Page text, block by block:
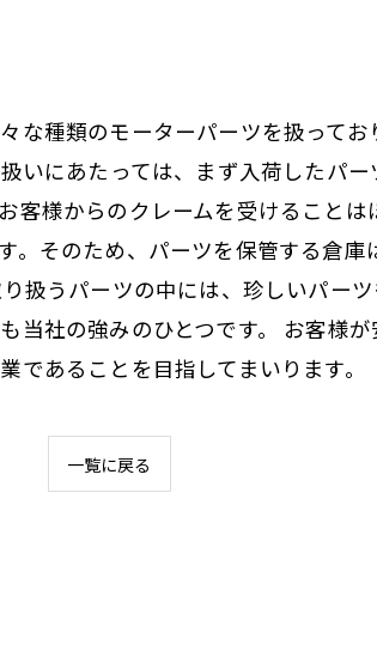
な種類のモーターパーツを扱って
いにあたっては、まず入荷したパ
客様からのクレームを受けること
。そのため、パーツを保管する倉
扱うパーツの中には、珍しいパー
社の強みのひとつです。 お客様
あることを目指してまいります。
一覧に戻る